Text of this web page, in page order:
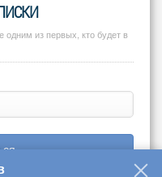
из первых, кто будет в